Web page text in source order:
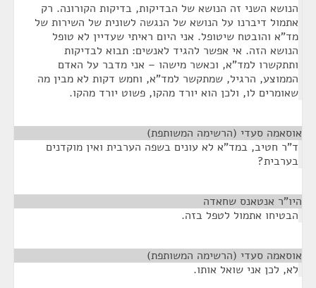
הנושא השני זה הנושא של הבדיקות, בדיקות הקורונה. רק
אתמול דיברנו על הנושא של הנגשה לשונית של השירות של
מד"א והובטח שיטופל. אני היום ראיתי שעדיין לא טופל
הנושא הזה. אי אפשר להגיד לאנשים: תבוא לבדיקות
ותתקשרו למד"א, וכאשר מישהו – אני מדבר על האדם
הממוצע, הרגיל, שמתקשר למד"א, וחמש דקות לא מבין מה
שאומרים לו, ולכן הוא יורד מהקו, פשוט יורד מהקו.
אוסאמה סעדי (הרשימה המשותפת)
ד"ר חטיב, במד"א לא עונים בשפה הערבית ואין מוקדנים
בערבית?
היו"ר אנטאנס שחאדה
הבטיחו אתמול לטפל בזה.
אוסאמה סעדי (הרשימה המשותפת)
לא, לכן אני שואל אותו.